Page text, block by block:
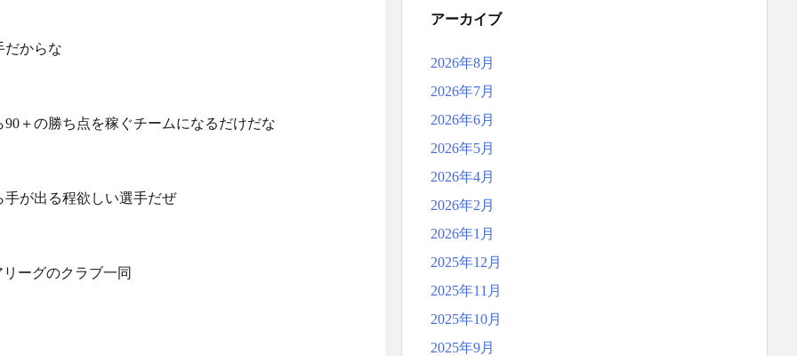
だからな
＋の勝ち点を稼ぐチームになるだけだな
手が出る程欲しい選手だぜ
ーグのクラブ一同
アーカイブ
2026年8月
2026年7月
2026年6月
2026年5月
2026年4月
2026年2月
2026年1月
2025年12月
2025年11月
2025年10月
2025年9月